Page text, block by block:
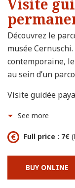
Découvrez le
musée
contemporaine,
au sein d’un
Visite guidée
See more
Full price : 7€
BUY ONLINE